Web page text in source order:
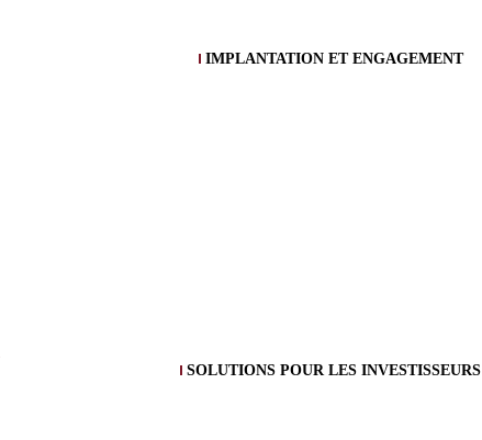
IMPLANTATION ET ENGAGEMENT
SOLUTIONS POUR LES INVESTISSEURS